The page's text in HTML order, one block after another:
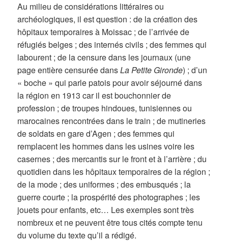
Au milieu de considérations littéraires ou
archéologiques, il est question : de la création des
hôpitaux temporaires à Moissac ; de l’arrivée de
réfugiés belges ; des internés civils ; des femmes qui
labourent ; de la censure dans les journaux (une
page entière censurée dansLa Petite Gironde) ; d’un
« boche » qui parle patois pour avoir séjourné dans
la région en 1913 car il est bouchonnier de
profession ; de troupes hindoues, tunisiennes ou
marocaines rencontrées dans le train ; de mutineries
de soldats en gare d’Agen ; des femmes qui
remplacent les hommes dans les usines voire les
casernes ; des mercantis sur le front et à l’arrière ; du
quotidien dans les hôpitaux temporaires de la région ;
de la mode ; des uniformes ; des embusqués ; la
guerre courte ; la prospérité des photographes ; les
jouets pour enfants, etc… Les exemples sont très
nombreux et ne peuvent être tous cités compte tenu
du volume du texte qu’il a rédigé.